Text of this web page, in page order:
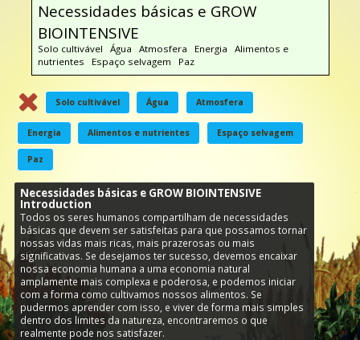
Necessidades básicas e GROW
BIOINTENSIVE
Solo cultivável Água Atmosfera Energia Alimentos e
nutrientes Espaço selvagem Paz
Solo cultivável Água Atmosfera
Energia Alimentos e nutrientes Espaço selvagem
Paz
Necessidades básicas e GROW BIOINTENSIVE
Introduction
Todos os seres humanos compartilham de necessidades
básicas que devem ser satisfeitas para que possamos tornar
nossas vidas mais ricas, mais prazerosas ou mais
significativas. Se desejamos ter sucesso, devemos encaixar
nossa economia humana a uma economia natural
amplamente mais complexa e poderosa, e podemos iniciar
com a forma como cultivamos nossos alimentos. Se
pudermos aprender com isso, e viver de forma mais simples
dentro dos limites da natureza, encontraremos o que
realmente pode nos satisfazer.